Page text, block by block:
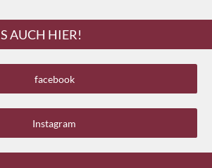
AUCH HIER!
facebook
Instagram